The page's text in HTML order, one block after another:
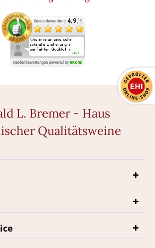
L. Bremer - Haus
Qualitätsweine